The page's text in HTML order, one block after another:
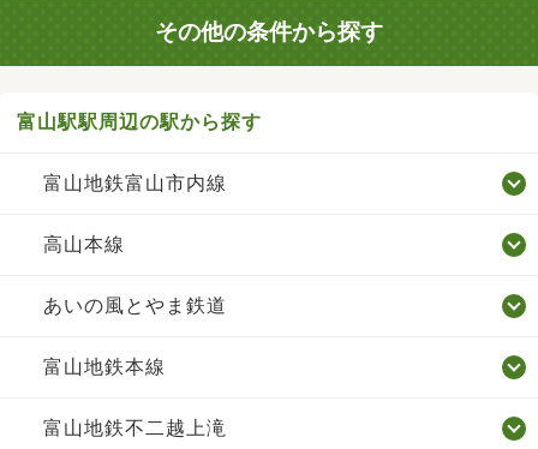
その他の条件から探す
富山駅駅周辺の駅から探す
富山地鉄富山市内線
高山本線
あいの風とやま鉄道
富山地鉄本線
富山地鉄不二越上滝